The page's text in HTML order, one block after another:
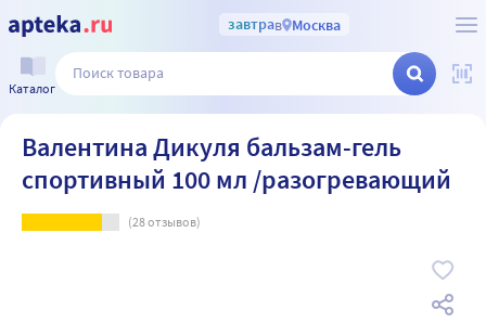
завтрав Москва
Каталог
Валентина Дикуля бальзам-гель
спортивный 100 мл /разогревающий
(28отзывов)